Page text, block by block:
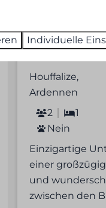
Houffalize,
Ardennen
2
1
Nein
Einzigartige
einer
und
zwischen den
Individuelle